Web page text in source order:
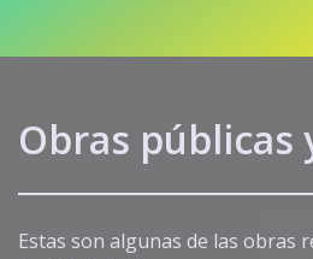
Obras públicas
Estas son algunas de las obras